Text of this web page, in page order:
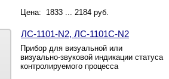
Цена: 1833 ... 2184 руб.
ЛС-1101-N2, ЛС-1101С-N2
Прибор для визуальной или
визуально-звуковой индикации статуса
контролируемого процесса